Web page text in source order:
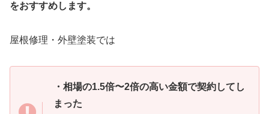
をおすすめします。
屋根修理・外壁塗装では
・相場の1.5倍〜2倍の高い金額で契約してし
まった